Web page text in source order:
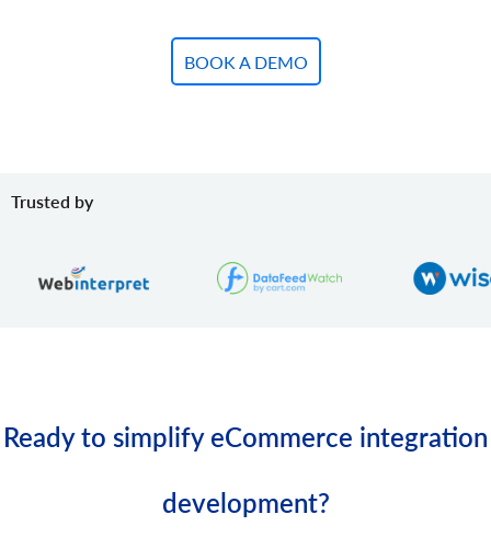
product.variant.delete.batch
Produktvarianten aus dem Shop entfernen.
product.variant.price.add
Einige Preise der Produktvariante aktualisieren.
BOOK A DEMO
Trusted by
Ready to simplify eCommerce integration
development?